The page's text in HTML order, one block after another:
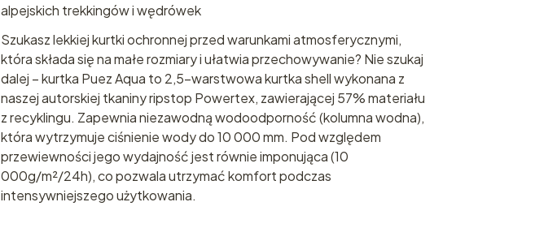
alpejskich trekkingów i wędrówek
Szukasz lekkiej kurtki ochronnej przed warunkami atmosferycznymi,
która składa się na małe rozmiary i ułatwia przechowywanie? Nie szukaj
dalej – kurtka Puez Aqua to 2,5-warstwowa kurtka shell wykonana z
naszej autorskiej tkaniny ripstop Powertex, zawierającej 57% materiału
z recyklingu. Zapewnia niezawodną wodoodporność (kolumna wodna),
która wytrzymuje ciśnienie wody do 10 000 mm. Pod względem
przewiewności jego wydajność jest równie imponująca (10
000g/m²/24h), co pozwala utrzymać komfort podczas
intensywniejszego użytkowania.